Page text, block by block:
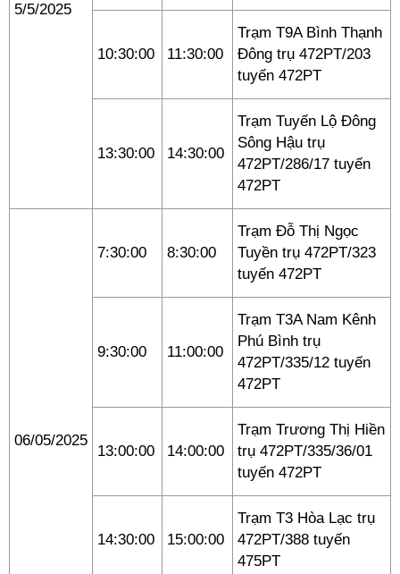
5/5/2025
10:30:00 11:30:00
Trạm T9A Bình Thạnh
Đông trụ 472PT/203
tuyến 472PT
13:30:00 14:30:00
Trạm Tuyến Lộ Đông
Sông Hậu trụ
472PT/286/17 tuyến
472PT
06/05/2025
7:30:00 8:30:00
Trạm Đỗ Thị Ngọc
Tuyền trụ 472PT/323
tuyến 472PT
9:30:00 11:00:00
Trạm T3A Nam Kênh
Phú Bình trụ
472PT/335/12 tuyến
472PT
13:00:00 14:00:00
Trạm Trương Thị Hiền
trụ 472PT/335/36/01
tuyến 472PT
14:30:00 15:00:00
Trạm T3 Hòa Lạc trụ
472PT/388 tuyến
475PT